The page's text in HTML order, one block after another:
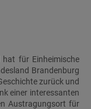
für Einheimische
Brandenburg
zurück und
einer interessanten
Austragungsort für